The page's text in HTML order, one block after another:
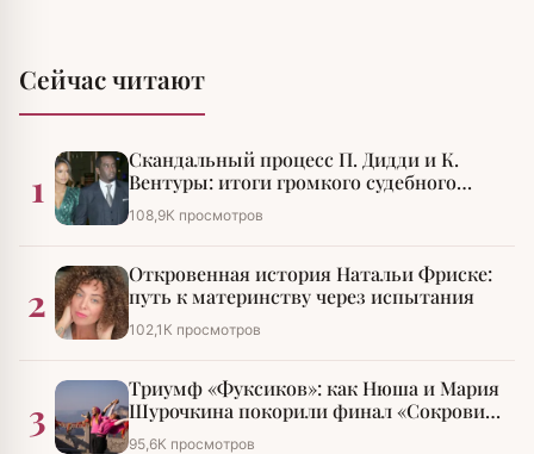
Сейчас читают
1
Скандальный процесс П. Дидди и К.
Вентуры: итоги громкого судебного
разбирательства
108,9К просмотров
2
Откровенная история Натальи Фриске:
путь к материнству через испытания
102,1К просмотров
3
Триумф «Фуксиков»: как Нюша и Мария
Шурочкина покорили финал «Сокровищ
императора»
95,6К просмотров